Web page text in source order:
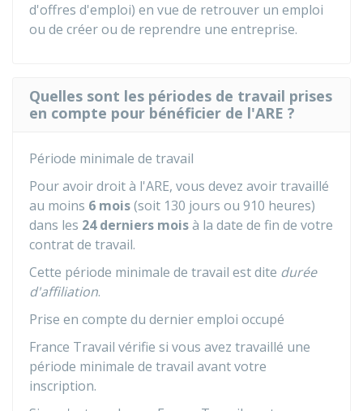
d'offres d'emploi) en vue de retrouver un emploi
ou de créer ou de reprendre une entreprise.
Quelles sont les périodes de travail prises
en compte pour bénéficier de l'ARE ?
Période minimale de travail
Pour avoir droit à l'ARE, vous devez avoir travaillé
au moins 6 mois(soit 130 jours ou 910 heures)
dans les 24 derniers moisà la date de fin de votre
contrat de travail.
Cette période minimale de travail est dite durée
d'affiliation.
Prise en compte du dernier emploi occupé
France Travail vérifie si vous avez travaillé une
période minimale de travail avant votre
inscription.